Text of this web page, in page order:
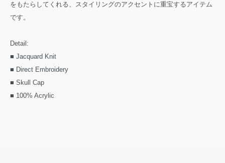
をもたらしてくれる、スタイリングのアクセントに重宝するアイテム
です。
Detail:
■ Jacquard Knit
■ Direct Embroidery
■ Skull Cap
■ 100% Acrylic